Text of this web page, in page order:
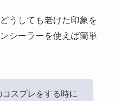
うしても老けた印象を
シーラーを使えば簡単
スプレをする時に